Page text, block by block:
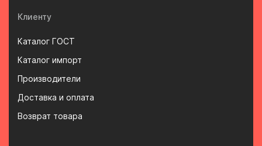
Клиенту
Каталог ГОСТ
Каталог импорт
Производители
Доставка и оплата
Возврат товара